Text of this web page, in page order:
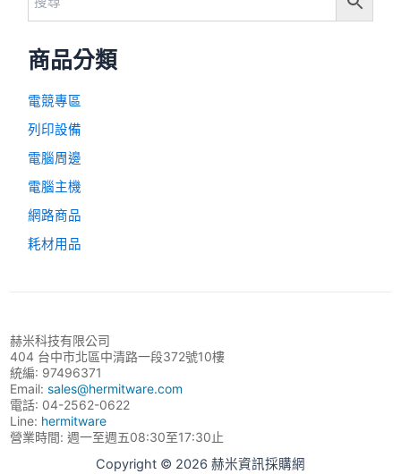
商品分類
電競專區
列印設備
電腦周邊
電腦主機
網路商品
耗材用品
赫米科技有限公司
404 台中市北區中清路一段372號10樓
統編: 97496371
Email:sales@hermitware.com
電話: 04-2562-0622
Line: hermitware
營業時間: 週一至週五08:30至17:30止
Copyright © 2026 赫米資訊採購網